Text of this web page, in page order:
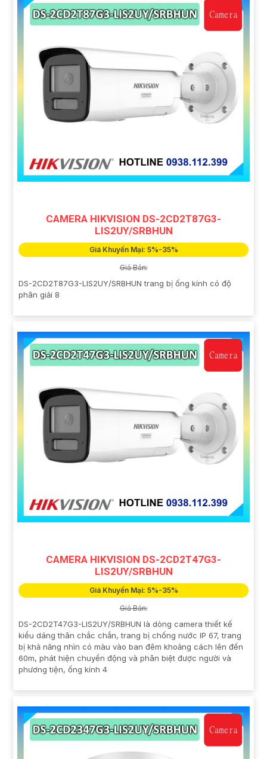
CAMERA HIKVISION DS-2CD2T87G3-
LIS2UY/SRBHUN
Giá Khuyến Mại: 5%-35%
Giá Bán:
DS-2CD2T87G3-LIS2UY/SRBHUN trang bị ống kính có độ
phân giải 8
CAMERA HIKVISION DS-2CD2T47G3-
LIS2UY/SRBHUN
Giá Khuyến Mại: 5%-35%
Giá Bán:
DS-2CD2T47G3-LIS2UY/SRBHUN là dòng camera thiết kế
kiểu dáng thân chắc chắn, trang bị chống nước IP 67, trang
bị khả năng nhìn có màu vào ban đêm khoảng cách lên đến
60m, phát hiện chuyển động và phân biệt được người và
phương tiện, ống kính 4